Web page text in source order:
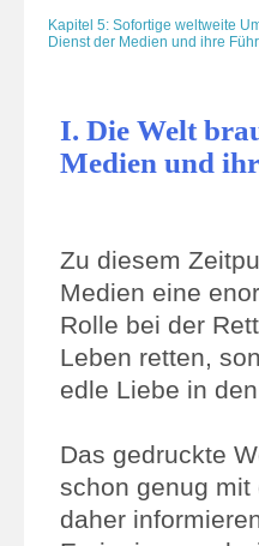
Kapitel 5: Sofortige weltweite
Dienst der Medien und ihre
I. Die Welt
Medien und
Zu diesem
Medien eine
Rolle bei der
Leben retten,
edle Liebe in
Das gedruckte
schon genug mit
daher